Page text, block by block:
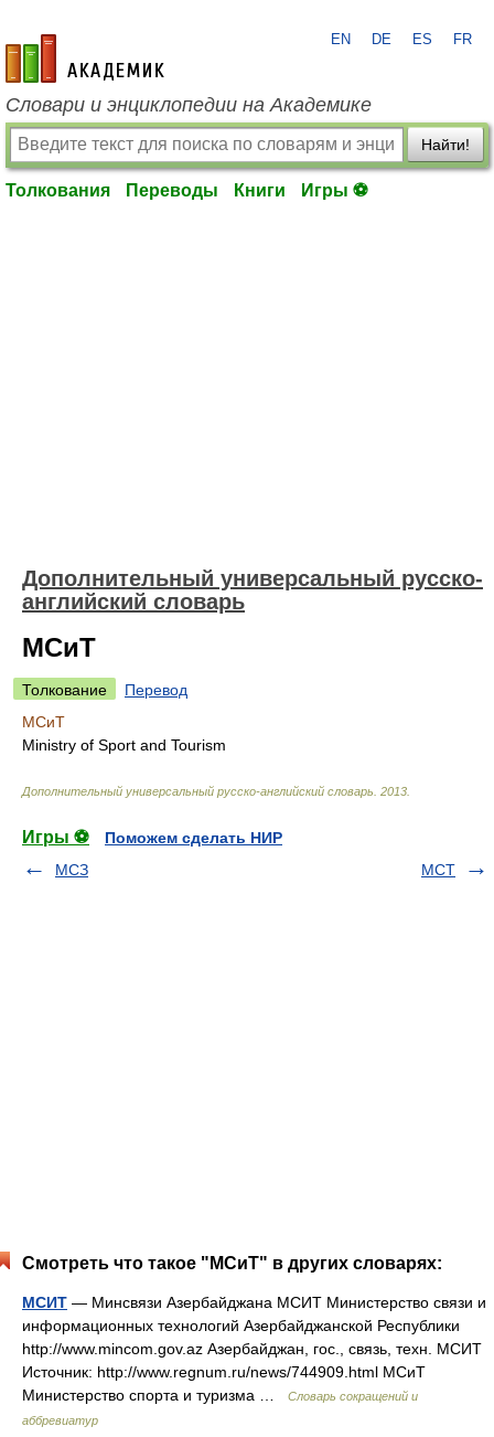
academic.ru
EN DE ES FR
Словари и энциклопедии на Академике
Найти!
Толкования Переводы Книги Игры ⚽
Дополнительный универсальный русско-
английский словарь
МСиТ
Толкование
Перевод
МСиТ
Ministry of Sport and Tourism
Дополнительный универсальный русско-английский словарь 2013
Игры ⚽
Поможем сделать НИР
МСЗ
МСТ
Смотреть что такое "МСиТ" в других словарях:
МСИТ — Минсвязи Азербайджана МСИТ Министерство связи и
информационных технологий Азербайджанской Республики
http://www.mincom.gov.az Азербайджан, гос., связь, техн. МСИТ
Источник: http://www.regnum.ru/news/744909.html МСиТ
Министерство спорта и туризма …
Словарь сокращений и
аббревиатур